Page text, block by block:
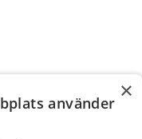
×
använder